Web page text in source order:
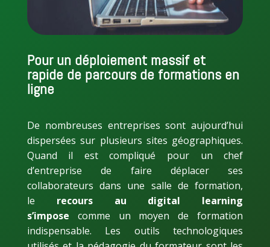
Pour un déploiement massif et
rapide de parcours de formations en
ligne
De nombreuses entreprises sont aujourd’hui
dispersées sur plusieurs sites géographiques.
Quand il est compliqué pour un chef
d’entreprise de faire déplacer ses
collaborateurs dans une salle de formation,
le recours au digital learning
s’impose comme un moyen de formation
indispensable. Les outils technologiques